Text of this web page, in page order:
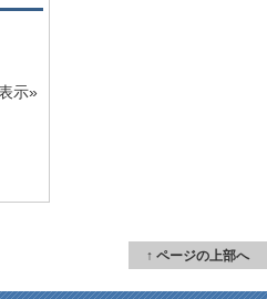
示»
↑ ページの上部へ